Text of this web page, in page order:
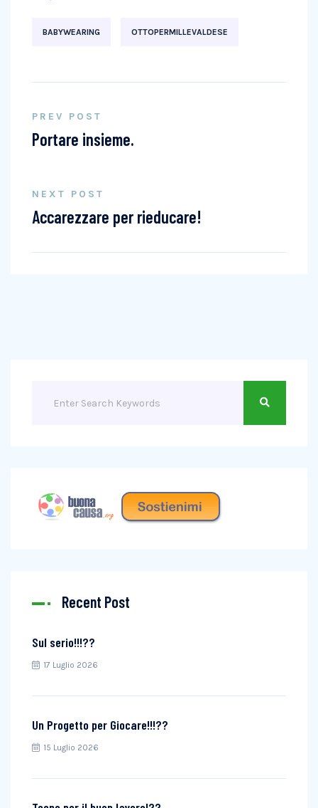
BABYWEARING OTTOPERMILLEVALDESE
PREV POST
Portare insieme.
NEXT POST
Accarezzare per rieducare!
Recent Post
Sul serio!!!??
17 Luglio 2026
Un Progetto per Giocare!!!??
15 Luglio 2026